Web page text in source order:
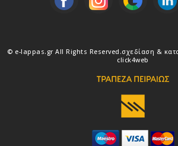
© e-lappas.gr All Rights Reserved.σχεδίαση &
click4web